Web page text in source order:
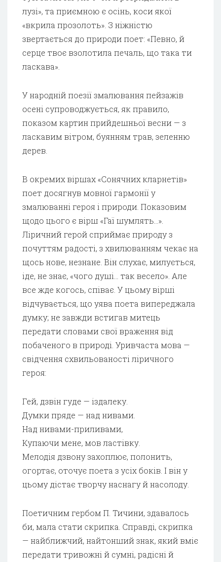
лузі», та приємною є осінь, коси якої
«вкрила прозолоть». З ніжністю
звертається до природи поет: «Певно, й
серце твоє взолотила печаль, що така ти
ласкава».
У народній поезії змалювання пейзажів
осені супроводжується, як правило,
показом картин прийдешньої весни — з
ласкавим вітром, буянням трав, зеленню
дерев.
В окремих віршах «Сонячних кларнетів»
поет досягнув мовної гармонії у
змалюванні героя і природи. Показовим
щодо цього є вірш «Гаї шумлять…».
Ліричний герой сприймає природу з
почуттям радості, з хвилюванням чекає на
щось нове, незнане. Він слухає, милується,
іде, не знає, «чого душі… так весело». Але
все жде когось, співає. У цьому вірші
відчувається, що уява поета випереджала
думку; не завжди встигав митець
передати словами свої враження від
побаченого в природі. Уривчаста мова —
свідчення схвильованості ліричного
героя:
Гей, дзвін гуде — іздалеку.
Думки пряде — над нивами.
Над нивами-приливами,
Купаючи мене, мов ластівку.
Мелодія дзвону захоплює, полонить,
огортає, оточує поета з усіх боків. І він у
цьому дістає творчу наснагу й насолоду.
Поетичним гербом П. Тичини, здавалось
би, мала стати скрипка. Справді, скрипка
— найближчий, найтонший знак, який вміє
передати тривожні й сумні, радісні й